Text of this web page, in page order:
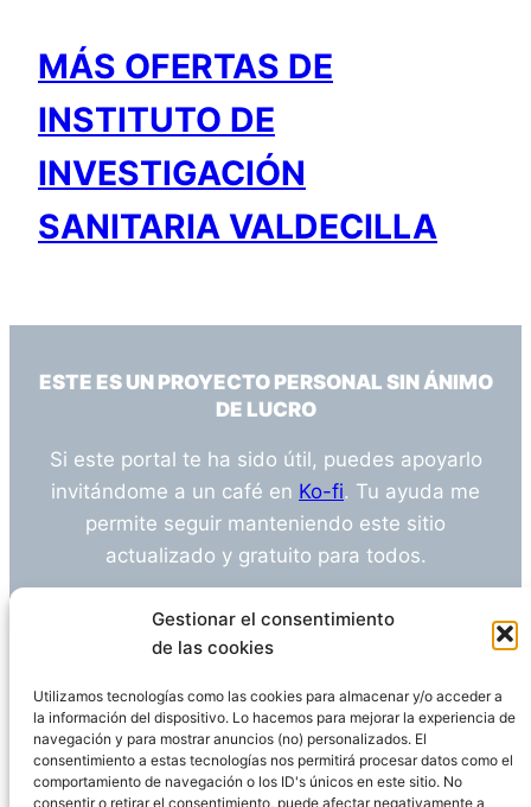
Gestionar el consentimiento
de las cookies
Utilizamos tecnologías como las cookies para almacenar y/o acceder a
la información del dispositivo. Lo hacemos para mejorar la experiencia de
navegación y para mostrar anuncios (no) personalizados. El
consentimiento a estas tecnologías nos permitirá procesar datos como el
comportamiento de navegación o los ID's únicos en este sitio. No
consentir o retirar el consentimiento, puede afectar negativamente a
MÁS OFERTAS DE
INSTITUTO DE
INVESTIGACIÓN
SANITARIA VALDECILLA
ESTE ES UN PROYECTO PERSONAL SIN ÁNIMO
DE LUCRO
Si este portal te ha sido útil, puedes apoyarlo
invitándome a un café en Ko-fi. Tu ayuda me
permite seguir manteniendo este sitio
actualizado y gratuito para todos.
¿Tienes alguna duda o sugerencia? Escríbeme
info@empleosanitarioinvestigacion.es
Descargo de Responsabilidad